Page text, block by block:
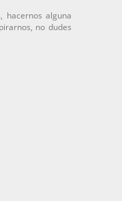
hacernos alguna
no dudes